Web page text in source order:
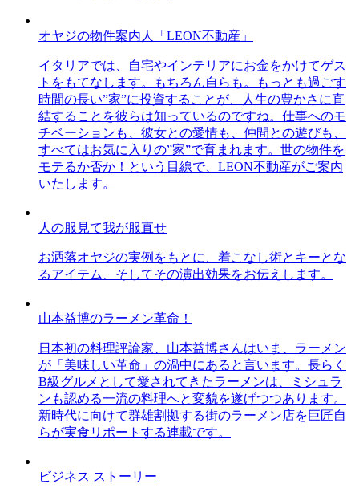
オヤジの物件案内人「LEON不動産」
イタリアでは、自宅やインテリアにお金をかけてゲス
トをもてなします。もちろん自らも。もっとも過ごす
時間の長い”家”に投資することが、人生の豊かさに直
結することを彼らは知っているのですね。仕事へのモ
チベーションも、彼女との愛情も、仲間との遊びも、
すべてはお気に入りの”家”で育まれます。世の物件を
モテるか否か！という目線で、LEON不動産がご案内
いたします。
人の服見て我が服直せ
お洒落オヤジの実例をもとに、着こなし術とキーとな
るアイテム、そしてその演出効果をお伝えします。
山本益博のラーメン革命！
日本初の料理評論家、山本益博さんはいま、ラーメン
が「美味しい革命」の渦中にあると言います。長らく
B級グルメとして愛されてきたラーメンは、ミシュラ
ンも認める一流の料理へと変貌を遂げつつあります。
新時代に向けて群雄割拠する街のラーメン店を巨匠自
らが実食リポートする連載です。
ビジネス ストーリー